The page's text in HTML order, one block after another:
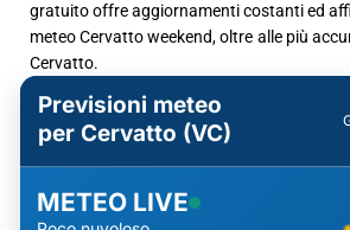
gratuito offre aggiornamenti costanti ed
meteo Cervatto weekend, oltre alle più
Cervatto.
Previsioni meteo
per Cervatto (VC)
METEO LIVE